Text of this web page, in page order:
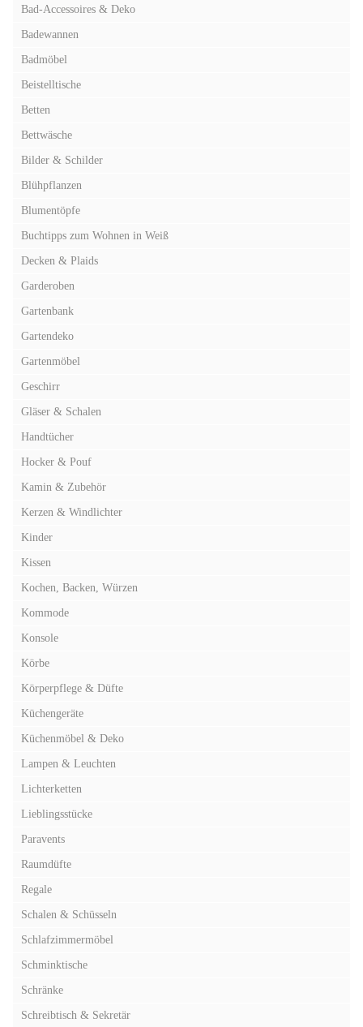
Bad-Accessoires & Deko
Badewannen
Badmöbel
Beistelltische
Betten
Bettwäsche
Bilder & Schilder
Blühpflanzen
Blumentöpfe
Buchtipps zum Wohnen in Weiß
Decken & Plaids
Garderoben
Gartenbank
Gartendeko
Gartenmöbel
Geschirr
Gläser & Schalen
Handtücher
Hocker & Pouf
Kamin & Zubehör
Kerzen & Windlichter
Kinder
Kissen
Kochen, Backen, Würzen
Kommode
Konsole
Körbe
Körperpflege & Düfte
Küchengeräte
Küchenmöbel & Deko
Lampen & Leuchten
Lichterketten
Lieblingsstücke
Paravents
Raumdüfte
Regale
Schalen & Schüsseln
Schlafzimmermöbel
Schminktische
Schränke
Schreibtisch & Sekretär